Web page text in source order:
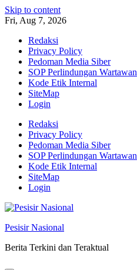
Skip to content
Fri, Aug 7, 2026
Redaksi
Privacy Policy
Pedoman Media Siber
SOP Perlindungan Wartawan
Kode Etik Internal
SiteMap
Login
Redaksi
Privacy Policy
Pedoman Media Siber
SOP Perlindungan Wartawan
Kode Etik Internal
SiteMap
Login
Pesisir Nasional
Berita Terkini dan Teraktual